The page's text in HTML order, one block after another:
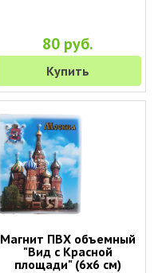
80 руб.
Купить
Магнит ПВХ объемный
"Вид с Красной
площади" (6х6 см)